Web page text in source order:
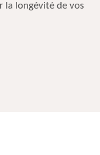
la longévité de vos